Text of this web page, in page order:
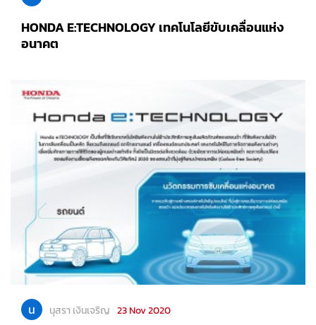
HONDA E:TECHNOLOGY เทคโนโลยีขับเคลื่อนแห่ง
อนาคต
น นุสรา เงินเจริญ 23 Nov 2020